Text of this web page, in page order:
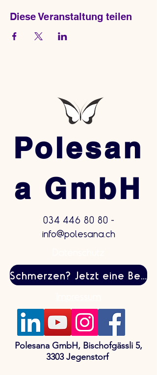
Diese Veranstaltung teilen
Polesan
a GmbH
034 446 80 80 -
info@polesana.ch
Schmerzen? Jetzt eine Behandlung buchen
Polesana GmbH, Bischofgässli 5,
3303 Jegenstorf